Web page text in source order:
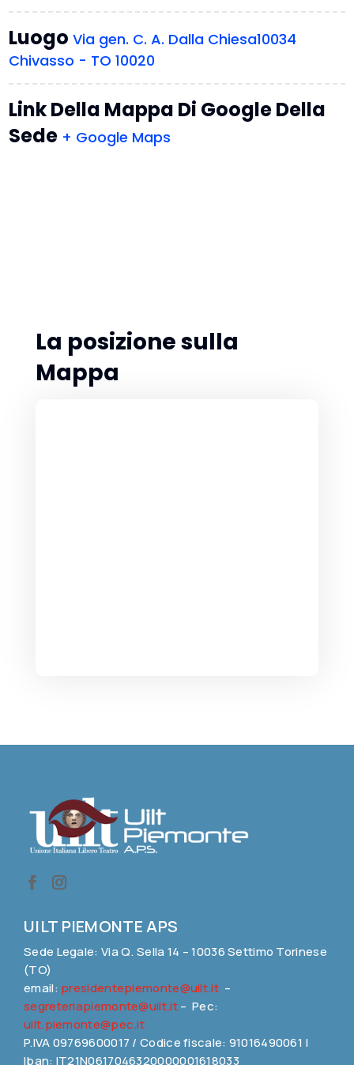
LuogoVia gen. C. A. Dalla Chiesa10034
Chivasso - TO 10020
Link Della Mappa Di Google Della
Sede + Google Maps
La posizione sulla
Mappa
UILT PIEMONTE APS
Sede Legale: Via Q. Sella 14 – 10036 Settimo Torinese
(TO)
email: presidentepiemonte@uilt.it–
segreteriapiemonte@uilt.it– Pec:
uilt.piemonte@pec.it
P.IVA 09769600017 / Codice fiscale: 91016490061 |
Iban: IT21N0617046320000001618033